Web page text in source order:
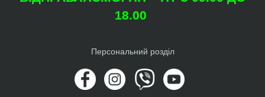
18.00
Персональний розділ